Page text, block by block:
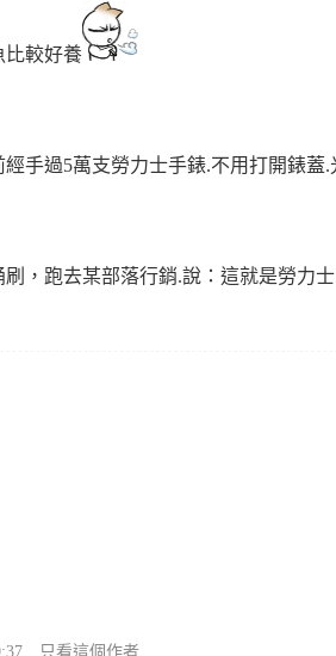
比較好養
手過5萬支勞力士手錶.不用打開錶蓋
，跑去某部落行銷.說：這就是勞力
只看這個作者